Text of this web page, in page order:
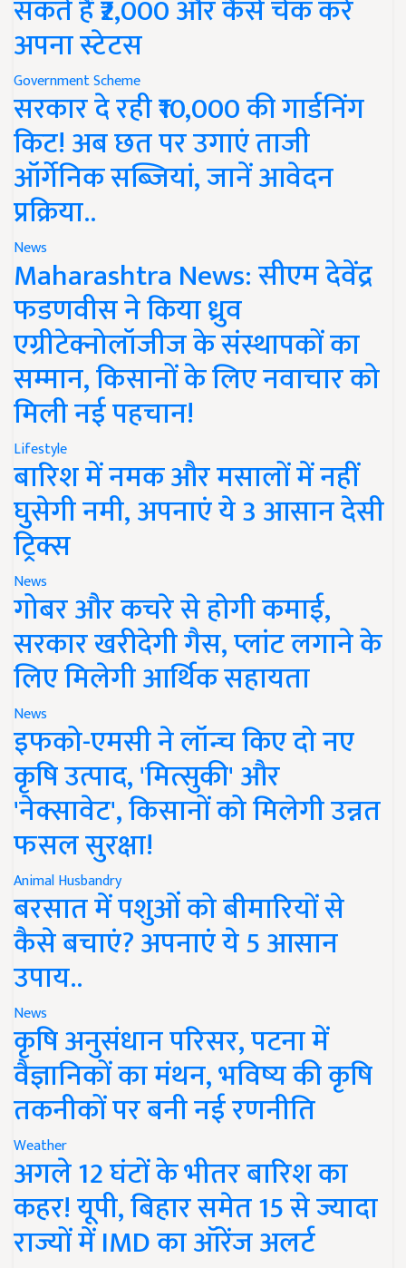
सकते हैं ₹2,000 और कैसे चेक करें
अपना स्टेटस
Government Scheme
सरकार दे रही ₹10,000 की गार्डनिंग
किट! अब छत पर उगाएं ताजी
ऑर्गेनिक सब्जियां, जानें आवेदन
प्रक्रिया..
News
Maharashtra News: सीएम देवेंद्र
फडणवीस ने किया ध्रुव
एग्रीटेक्नोलॉजीज के संस्थापकों का
सम्मान, किसानों के लिए नवाचार को
मिली नई पहचान!
Lifestyle
बारिश में नमक और मसालों में नहीं
घुसेगी नमी, अपनाएं ये 3 आसान देसी
ट्रिक्स
News
गोबर और कचरे से होगी कमाई,
सरकार खरीदेगी गैस, प्लांट लगाने के
लिए मिलेगी आर्थिक सहायता
News
इफको-एमसी ने लॉन्च किए दो नए
कृषि उत्पाद, 'मित्सुकी' और
'नेक्सावेट', किसानों को मिलेगी उन्नत
फसल सुरक्षा!
Animal Husbandry
बरसात में पशुओं को बीमारियों से
कैसे बचाएं? अपनाएं ये 5 आसान
उपाय..
News
कृषि अनुसंधान परिसर, पटना में
वैज्ञानिकों का मंथन, भविष्य की कृषि
तकनीकों पर बनी नई रणनीति
Weather
अगले 12 घंटों के भीतर बारिश का
कहर! यूपी, बिहार समेत 15 से ज्यादा
राज्यों में IMD का ऑरेंज अलर्ट